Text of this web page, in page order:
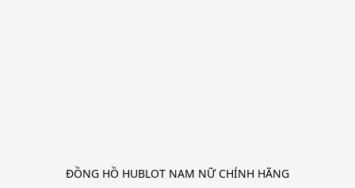
ĐỒNG HỒ HUBLOT NAM NỮ CHÍNH HÃNG